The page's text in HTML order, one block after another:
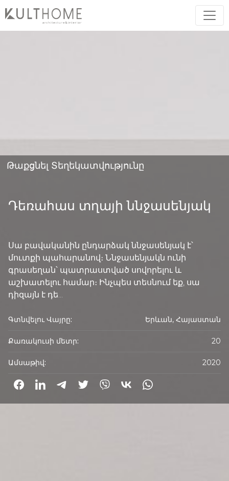
Թաքցնել Տեղեկատվությունը
Դեռահաս տղայի ննջասենյակ
Սա բավականին ընդարձակ ննջասենյակ է՝
մուտքի պահարանով։ Ննջասենյակն ունի
գրասեղան՝ պատրաստված սովորելու և
աշխատելու համար։ Ինչպես տեսնում եք, սա
դիզայն է դե...
Գտնվելու Վայրը: Երևան, Հայաստան
Քառակուսի մետր: 20
Ամսաթիվ: 2020